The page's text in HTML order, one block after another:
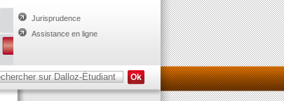
Jurisprudence
Assistance en ligne